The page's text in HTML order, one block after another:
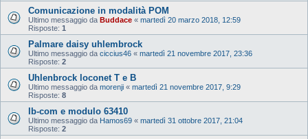
Comunicazione in modalità POM
Ultimo messaggio da Buddace « martedì 20 marzo 2018, 12:59
Risposte: 1
Palmare daisy uhlembrock
Ultimo messaggio da ciccius46 « martedì 21 novembre 2017, 23:36
Risposte: 2
Uhlenbrock loconet T e B
Ultimo messaggio da morenji « martedì 21 novembre 2017, 9:29
Risposte: 8
Ib-com e modulo 63410
Ultimo messaggio da Hamos69 « martedì 31 ottobre 2017, 21:04
Risposte: 2